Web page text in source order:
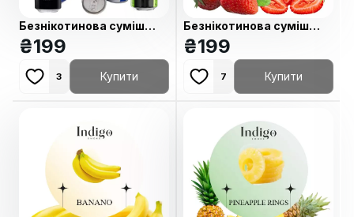
Безнікотинова суміш
Indigo Energy (Енергетик)
100 гр
₴199
3 Купити
Безнікотинова суміш
Indigo Strawberry
(Полуниця) 100 гр
₴199
7 Купити